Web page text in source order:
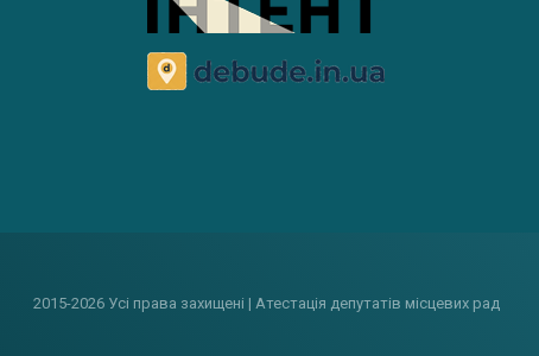
2015-2026 Усі права захищені | Атестація депутатів місцевих рад